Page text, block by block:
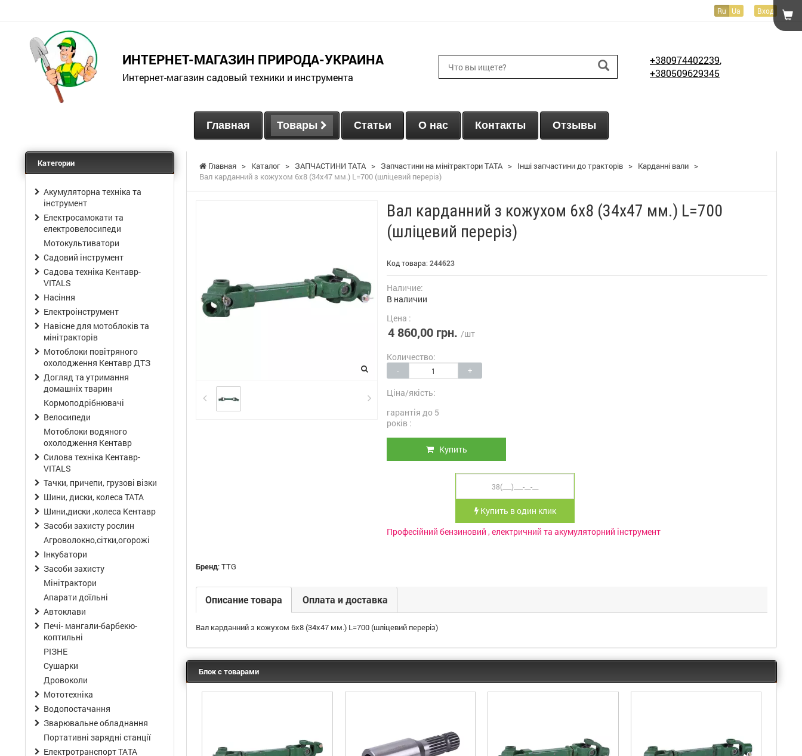
Ru Ua Вход
ИНТЕРНЕТ-МАГАЗИН ПРИРОДА-УКРАИНА
Интернет-магазин садовый техники и инструмента
+380974402239,
+380509629345
Главная Товары Статьи О нас Контакты Отзывы
Главная > Каталог > ЗАПЧАСТИНИ ТАТА > Запчастини на мінітрактори ТАТА > Інші запчастини до тракторів > Карданні вали >
Вал карданний з кожухом 6x8 (34х47 мм.) L=700 (шліцевий переріз)
Вал карданний з кожухом 6x8 (34х47 мм.) L=700
(шліцевий переріз)
Код товара: 244623
Наличие:
В наличии
Цена :
4 860,00 грн. /шт
Количество:
- +
Ціна/якість:
гарантія до 5
років :
Купить
Купить в один клик
Професійний бензиновий , електричний та акумуляторний інструмент
Бренд:TTG
Описание товара Оплата и доставка
Вал карданний з кожухом 6x8 (34х47 мм.) L=700 (шліцевий переріз)
Блок с товарами
Категории
Акумуляторна техніка та
інструмент
Електросамокати та
електровелосипеди
Мотокультиватори
Садовий інструмент
Садова техніка Кентавр-
VITALS
Насіння
Електроінструмент
Навісне для мотоблоків та
мінітракторів
Мотоблоки повітряного
охолодження Кентавр ДТЗ
Догляд та утримання
домашніх тварин
Кормоподрібнювачі
Велосипеди
Мотоблоки водяного
охолодження Кентавр
Силова техніка Кентавр-
VITALS
Тачки, причепи, грузові візки
Шини, диски, колеса ТАТА
Шини,диски ,колеса Кентавр
Засоби захисту рослин
Агроволокно,сітки,огорожі
Інкубатори
Засоби захисту
Мінітрактори
Апарати доїльні
Автоклави
Печі- мангали-барбекю-
коптильні
РІЗНЕ
Сушарки
Дровоколи
Мототехніка
Водопостачання
Зварювальне обладнання
Портативні зарядні станції
Електротранспорт ТАТА